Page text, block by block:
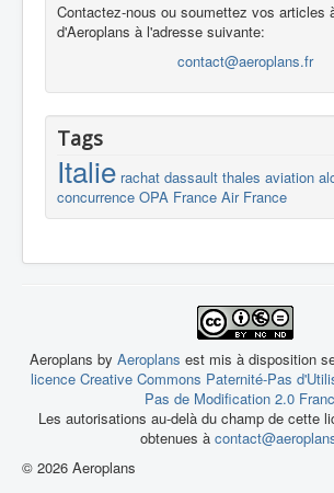
Contactez-nous ou soumettez vos articles
d'Aeroplans à l'adresse suivante:
contact@aeroplans.fr
Tags
Italie rachat dassault thales aviation
concurrence OPA France Air France
Aeroplans by Aeroplans est mis à disposition
licence Creative Commons Paternité-Pas
Pas de Modification 2.0
Les autorisations au-delà du champ de cette
obtenues à
© 2026 Aeroplans